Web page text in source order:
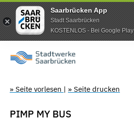
Saarbrücken App
Stadt Saarbrücken
KOSTENLOS - Bei Google Play
» Seite vorlesen | » Seite drucken
PIMP MY BUS